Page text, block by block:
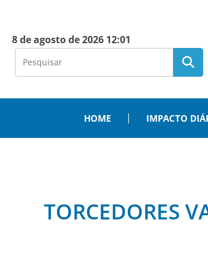
8 de agosto de 2026 12:01
HOME IMPACTO
TORCEDORES